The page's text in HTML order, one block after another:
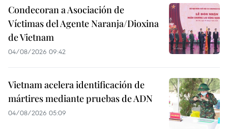
Condecoran a Asociación de
Víctimas del Agente Naranja/Dioxina
de Vietnam
04/08/2026 09:42
Vietnam acelera identificación de
mártires mediante pruebas de ADN
04/08/2026 05:09